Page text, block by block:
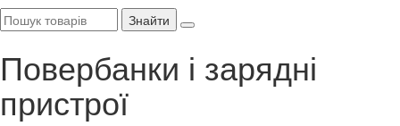
Знайти
Повербанки і зарядні
пристрої